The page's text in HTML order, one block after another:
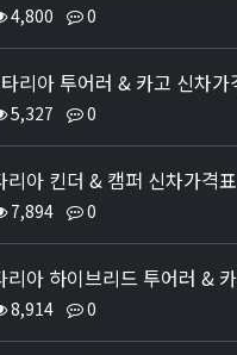
4,800 0
5,327 0
아 킨더 & 캠퍼 신차가격표
7,894 0
8,914 0